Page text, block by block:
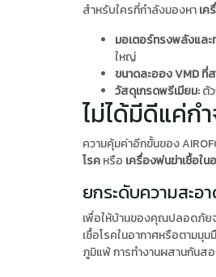
สำหรับใครที่กำลังมองหาเ
มอเตอร์ทรงพลังและ
ใหญ่
ขนาดละออง VMD ที่
วัสดุเกรดพรีเมียม:ตั
ไม่ได้มีดีแค่ก
ความคุ้มค่าอีกขั้นของ
โรคหรือ เครื่องพ่นฆ่าเชื้อใน
ยกระดับความสะอ
เพื่อให้บ้านของคุณปลอดภัย
เชื้อโรคในอากาศหรือตาม
ภูมิแพ้ การทำงานผสานกันส